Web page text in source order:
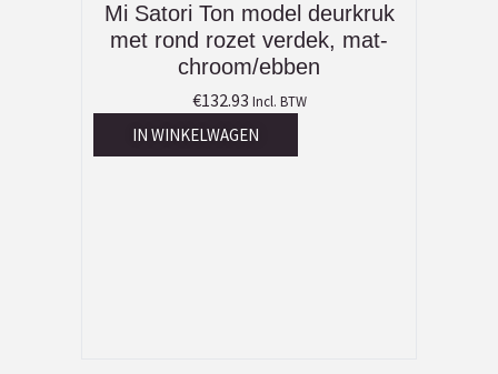
Mi Satori Ton model deurkruk
met rond rozet verdek, mat-
chroom/ebben
€132.93 Incl. BTW
IN WINKELWAGEN